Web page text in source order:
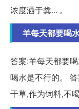
浓度洒于粪... 。
羊每天都要喝
答案:羊每天都要
喝水是不行的。
干草,作为饲料,不